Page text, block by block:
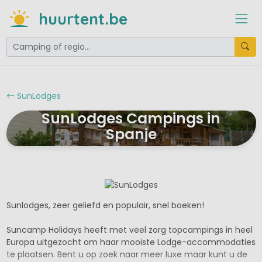
huurtent.be
SunLodges
SunLodges Campings in
Spanje
Sunlodges, zeer geliefd en populair, snel boeken!
Suncamp Holidays heeft met veel zorg topcampings in heel
Europa uitgezocht om haar mooiste Lodge-accommodaties
te plaatsen. Bent u op zoek naar meer luxe maar kunt u de